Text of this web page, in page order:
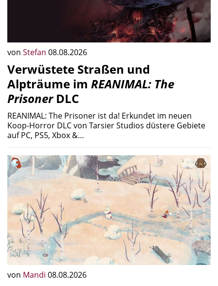
REANIMAL: The Prisoner ist da! Erkundet im neuen
Koop-Horror DLC von Tarsier Studios düstere Gebiete
vonMandi08.08.2026
Moomintroll: Winter’s Warmth(PS5,
Switch 2) kommt am 18.
September
Die PlayStation 5- und Switch 2-Versionen von
Moomintroll: Winter’s Warmth werden am 18.
September veröffentlicht, kündigte Hyper Games an.